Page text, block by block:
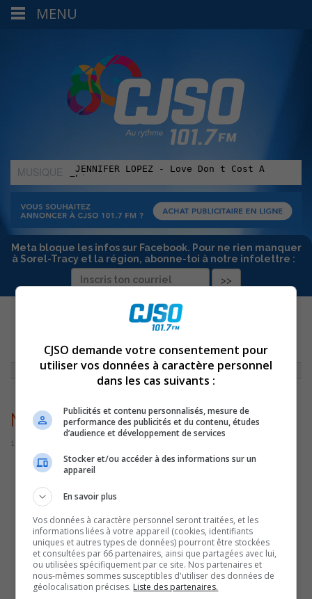
MUSIQUE
:
Meta bloque les infos sur Facebook. Pour ne rien manquer
à Sorel-Tracy et la région, abonne-toi à notre infolettre :
GÉNÉRALE DE TOURISME RÉGION SOREL-TRACY» MARIEJOSEEPICARD
MarieJoseePicard
17 janvier 2023 | Par Sylvain Rochon
MENU
CJSO demande votre consentement pour
utiliser vos données à caractère personnel
dans les cas suivants :
Publicités et contenu personnalisés, mesure de
performance des publicités et du contenu, études
d’audience et développement de services
Stocker et/ou accéder à des informations sur un
appareil
En savoir plus
Vos données à caractère personnel seront traitées, et les
informations liées à votre appareil (cookies, identifiants
uniques et autres types de données) pourront être stockées
et consultées par 66 partenaires, ainsi que partagées avec lui,
ou utilisées spécifiquement par ce site. Nos partenaires et
nous-mêmes sommes susceptibles d'utiliser des données de
géolocalisation précises. Liste des partenaires.